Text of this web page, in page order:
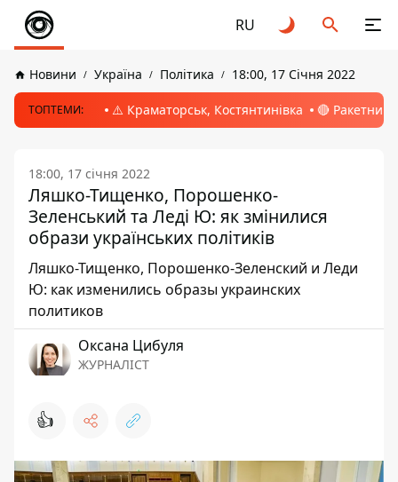
RU
Новини Україна Політика 18:00, 17 Січня 2022
ТОПТЕМИ: ⚠️ Краматорськ, Костянтинівка 🔴 Ракетний
18:00, 17 січня 2022
Ляшко-Тищенко, Порошенко-
Зеленський та Леді Ю: як змінилися
образи українських політиків
Ляшко-Тищенко, Порошенко-Зеленский и Леди
Ю: как изменились образы украинских
политиков
Оксана Цибуля
ЖУРНАЛІСТ
👍